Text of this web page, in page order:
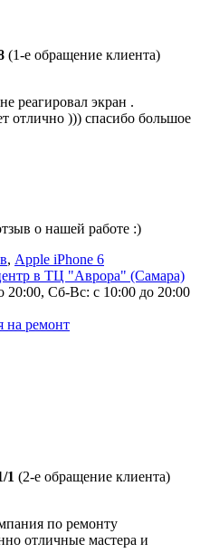
(1-е обращение клиента)
реагировал экран .
отлично ))) спасибо большое
о нашей работе :)
, Apple iPhone 6
в ТЦ "Аврора" (Самара)
20:00, Сб-Вс: с 10:00 до 20:00
на ремонт
1 (2-е обращение клиента)
по ремонту
отличные мастера и